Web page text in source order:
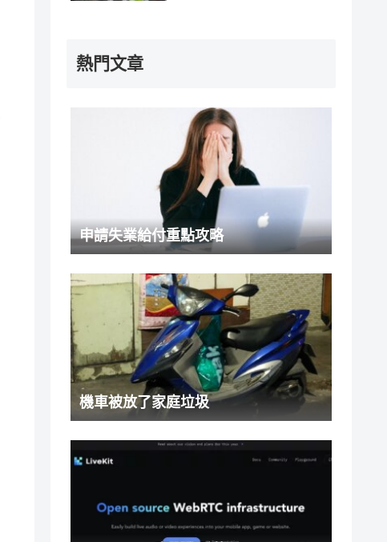
熱門文章
申請失業給付重點攻略
機車被放了家庭垃圾